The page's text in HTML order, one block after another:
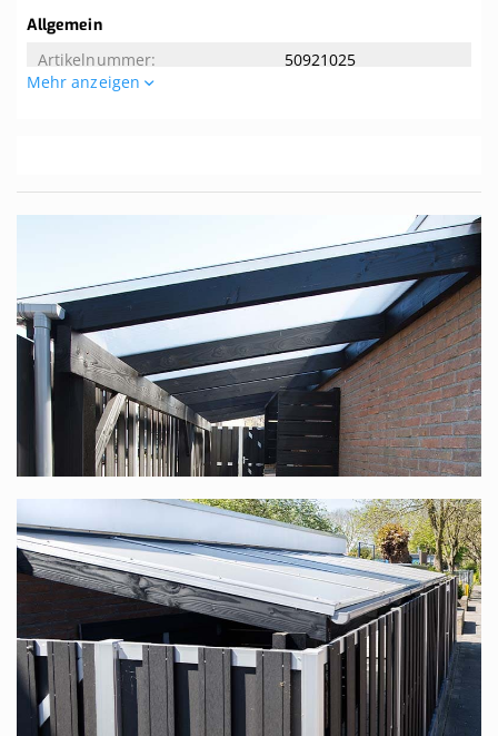
empfohlene Dachversatz beträgt 8 Grad. Tipp! Die Breite
der mitgelieferten Aluminium-Oberprofile beträgt 65 mm.
Wenn Ihre Balken eine Breite von mindestens 65 mm
Komplettdach nach Maßzusammenstellen.
Unterkonstruktion aus Douglasienholz, speziell für Sie
nach Maß produziert? Diese finden Sie unter
Douglasienholz Terrassenüberdachung nach Maß.
Polycarbonat-Komplettdach in vielen
verschiedenen Maßen
Dieses Komplettdach bieten wir in vielen verschiedenen
Maßen an. Die Standardbreite reicht von 1,06 m bis
12,06 m (dank unseres modularen Systems ist die Breite
stufenlos), die Tiefe ist in 6 Größen verfügbar, 2,5 m, 3 m,
3,5 m, 4 m, 4,5 m und 5 m. In jedem Fall haben Sie die
Wahl zwischen transparenten oder opalweißen Platten.
Bedenken Sie, dass Sie, wenn Sie mit mehreren Personen
an einem Tisch sitzen möchten, eine Tiefe von mindestens
3,5 m wählen sollten.
Transparente oder opalweiße Polycarbonat-
Weitere
Informationen
Allgemein
50921025
2.5
Mehr anzeigen